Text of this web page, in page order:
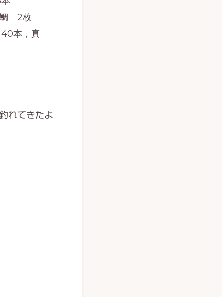
鯛 2枚
本，真
れてきたよ